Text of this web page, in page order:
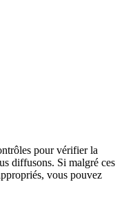
pour vérifier la
diffusons. Si malgré ces
vous pouvez